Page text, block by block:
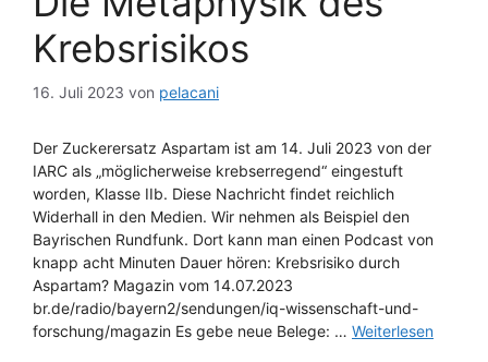
Krebsrisikos
16. Juli 2023 von pelacani
Der Zuckerersatz Aspartam ist am 14. Juli 2023 von der
IARC als „möglicherweise krebserregend“ eingestuft
worden, Klasse IIb. Diese Nachricht findet reichlich
Widerhall in den Medien. Wir nehmen als Beispiel den
Bayrischen Rundfunk. Dort kann man einen Podcast von
knapp acht Minuten Dauer hören: Krebsrisiko durch
Aspartam? Magazin vom 14.07.2023
br.de/radio/bayern2/sendungen/iq-wissenschaft-und-
forschung/magazin Es gebe neue Belege: … Weiterlesen